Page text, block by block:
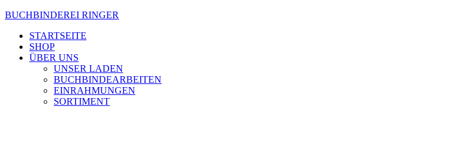
Zum
wechseln
BUCHBINDEREI RINGER
STARTSEITE
SHOP
ÜBER UNS
UNSER LADEN
BUCHBINDEARBEITEN
EINRAHMUNGEN
SORTIMENT